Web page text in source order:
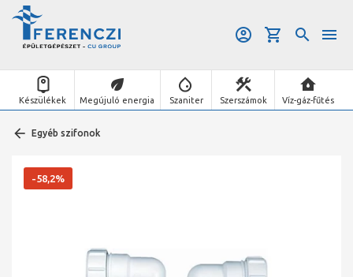
Készülékek Megújuló energia Szaniter Szerszámok Víz-gáz-fűtés
Egyéb szifonok
-58,2%